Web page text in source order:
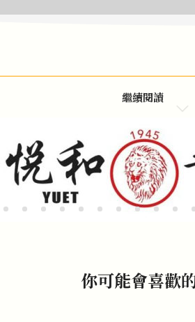
繼續閱讀
你可能會喜歡